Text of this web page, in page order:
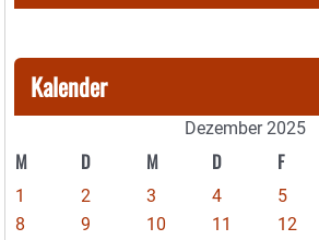
Kalender
Dezember 2025
M D M D F
1 2 3 4 5
8
9 10 11 12